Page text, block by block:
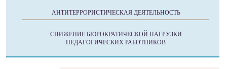
АНТИТЕРРОРИСТИЧЕСКАЯ ДЕЯТЕЛЬНОСТЬ
СНИЖЕНИЕ БЮРОКРАТИЧЕСКОЙ НАГРУЗКИ
ПЕДАГОГИЧЕСКИХ РАБОТНИКОВ